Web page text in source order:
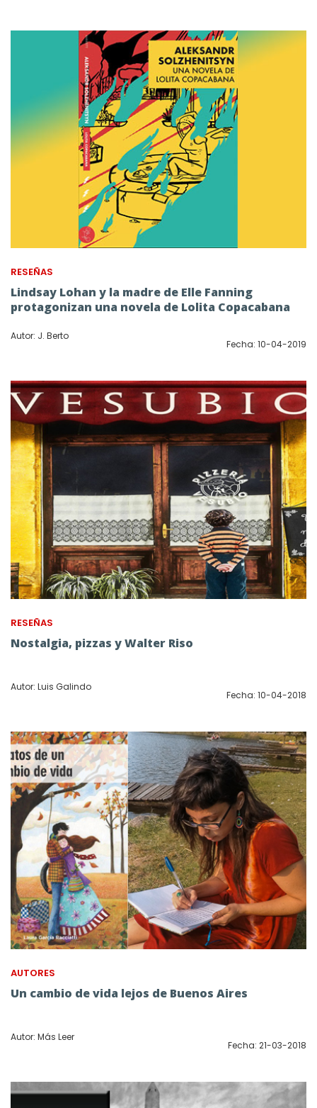
RESEÑAS
Lindsay Lohan y la madre de Elle Fanning
protagonizan una novela de Lolita Copacabana
Autor: J. Berto
Fecha: 10-04-2019
RESEÑAS
Nostalgia, pizzas y Walter Riso
Autor: Luis Galindo
Fecha: 10-04-2018
AUTORES
Un cambio de vida lejos de Buenos Aires
Autor: Más Leer
Fecha: 21-03-2018